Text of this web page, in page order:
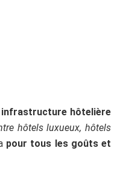
infrastructure hôtelière
hôtels luxueux, hôtels
pour tous les goûts et